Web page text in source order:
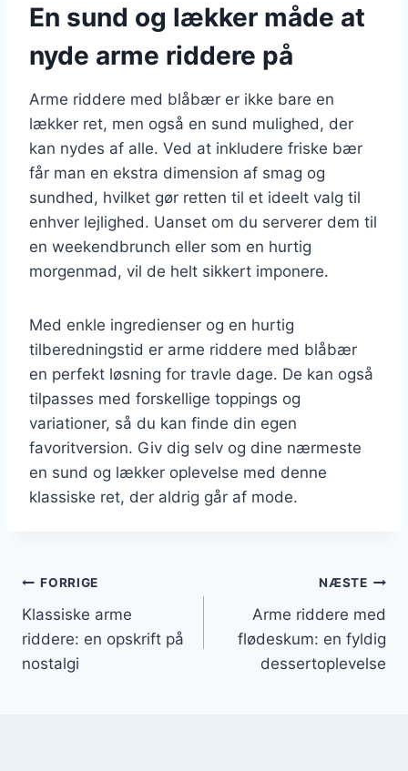
En sund og lækker måde at
nyde arme riddere på
Arme riddere med blåbær er ikke bare en
lækker ret, men også en sund mulighed, der
kan nydes af alle. Ved at inkludere friske bær
får man en ekstra dimension af smag og
sundhed, hvilket gør retten til et ideelt valg til
enhver lejlighed. Uanset om du serverer dem til
en weekendbrunch eller som en hurtig
morgenmad, vil de helt sikkert imponere.
Med enkle ingredienser og en hurtig
tilberedningstid er arme riddere med blåbær
en perfekt løsning for travle dage. De kan også
tilpasses med forskellige toppings og
variationer, så du kan finde din egen
favoritversion. Giv dig selv og dine nærmeste
en sund og lækker oplevelse med denne
klassiske ret, der aldrig går af mode.
Indlægsnavigation
FORRIGE
Klassiske arme
riddere: en opskrift på
nostalgi
NÆSTE
Arme riddere med
flødeskum: en fyldig
dessertoplevelse